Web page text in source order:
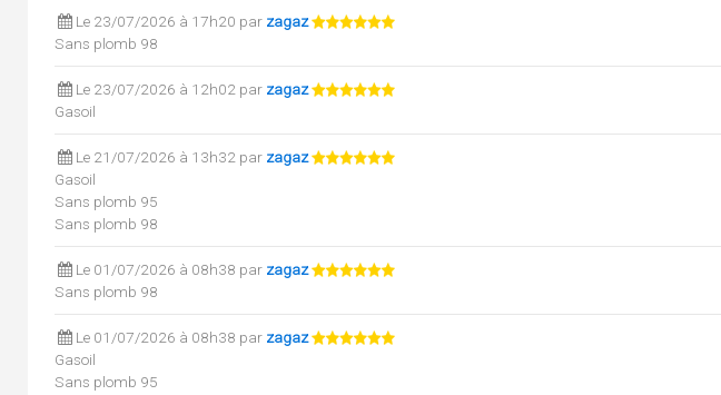
Le 23/07/2026 à 17h20 par zagaz
Sans plomb 98
Le 23/07/2026 à 12h02 par zagaz
Gasoil
Le 21/07/2026 à 13h32 par zagaz
Gasoil
Sans plomb 95
Sans plomb 98
Le 01/07/2026 à 08h38 par zagaz
Sans plomb 98
Le 01/07/2026 à 08h38 par zagaz
Gasoil
Sans plomb 95